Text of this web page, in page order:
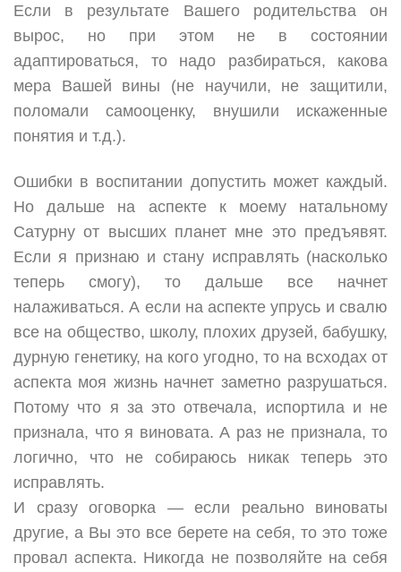
Если в результате Вашего родительства он
вырос, но при этом не в состоянии
адаптироваться, то надо разбираться, какова
мера Вашей вины (не научили, не защитили,
поломали самооценку, внушили искаженные
понятия и т.д.).
Ошибки в воспитании допустить может каждый.
Но дальше на аспекте к моему натальному
Сатурну от высших планет мне это предъявят.
Если я признаю и стану исправлять (насколько
теперь смогу), то дальше все начнет
налаживаться. А если на аспекте упрусь и свалю
все на общество, школу, плохих друзей, бабушку,
дурную генетику, на кого угодно, то на всходах от
аспекта моя жизнь начнет заметно разрушаться.
Потому что я за это отвечала, испортила и не
признала, что я виновата. А раз не признала, то
логично, что не собираюсь никак теперь это
исправлять.
И сразу оговорка — если реально виноваты
другие, а Вы это все берете на себя, то это тоже
провал аспекта. Никогда не позволяйте на себя